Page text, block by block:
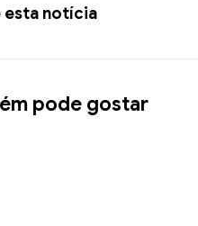
esta notícia
pode gostar